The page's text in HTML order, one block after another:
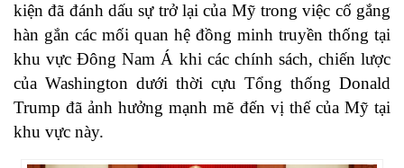
kiện đã đánh dấu sự trở lại của Mỹ trong việc cố gắng
hàn gắn các mối quan hệ đồng minh truyền thống tại
khu vực Đông Nam Á khi các chính sách, chiến lược
của Washington dưới thời cựu Tổng thống Donald
Trump đã ảnh hưởng mạnh mẽ đến vị thế của Mỹ tại
khu vực này.